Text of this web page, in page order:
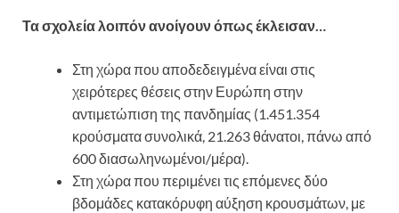
Τα σχολεία λοιπόν ανοίγουν όπως έκλεισαν…
Στη χώρα που αποδεδειγμένα είναι στις
χειρότερες θέσεις στην Ευρώπη στην
αντιμετώπιση της πανδημίας (1.451.354
κρούσματα συνολικά, 21.263 θάνατοι, πάνω από
600 διασωληνωμένοι/μέρα).
Στη χώρα που περιμένει τις επόμενες δύο
βδομάδες κατακόρυφη αύξηση κρουσμάτων, με